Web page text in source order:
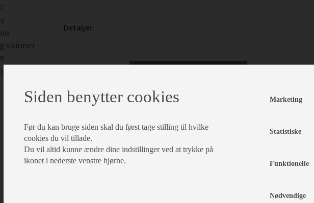
skinner
Detaljer:
Siden benytter cookies
Før du kan bruge siden skal du først tage stilling til hvilke
cookies du vil tillade.
Du vil altid kunne ændre dine indstillinger ved at trykke på
ikonet i nederste venstre hjørne.
Marketing
Statistiske
Funktionelle
Nødvendige